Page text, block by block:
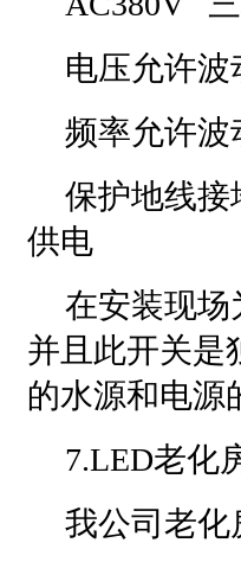
电压允许波
频率允许波
保护地线接
供电
在安装现场
并且此开关是
的水源和电源
7.LED老化
我公司老化